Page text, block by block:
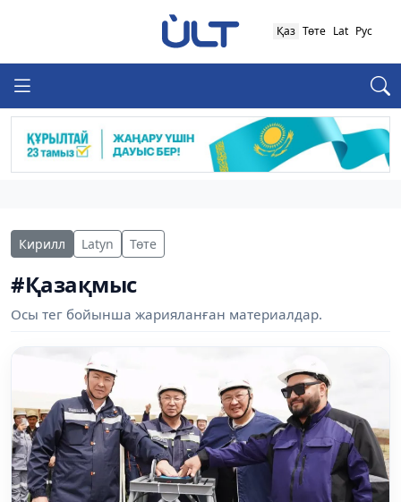
Қаз Төте Lat Рус
Кирилл Latyn Төте
#Қазақмыс
Осы тег бойынша жарияланған материалдар.